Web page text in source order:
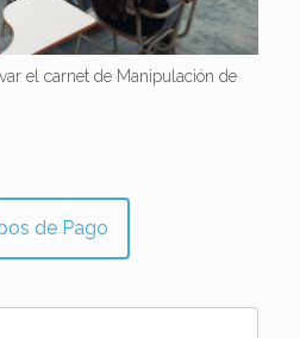
el carnet de Manipulación de
de Pago